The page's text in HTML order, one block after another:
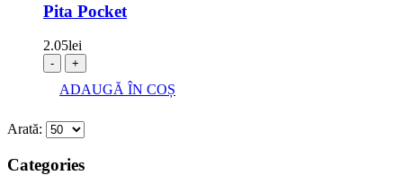
Pita Pocket
2.05lei
- +
ADAUGĂ ÎN COȘ
Arată:
Categories